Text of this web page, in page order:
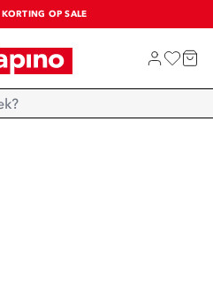
OP SALE
KANS!
NIEUW